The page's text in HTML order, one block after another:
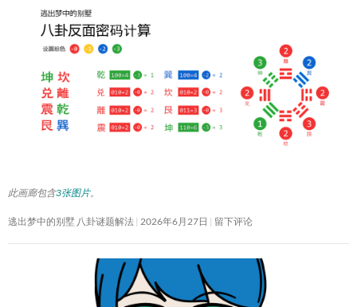
此画廊包含3张图片。
逃出梦中的别墅 八卦谜题解法 2026年6月27日 留下评论